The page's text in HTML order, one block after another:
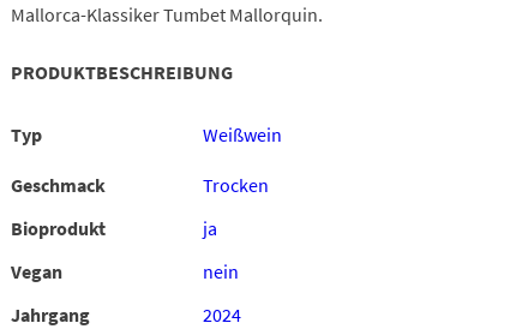
Mallorca-Klassiker Tumbet Mallorquin.
PRODUKTBESCHREIBUNG
Typ Weißwein
Geschmack
Trocken
Bioprodukt
ja
Vegan
nein
Jahrgang
2024